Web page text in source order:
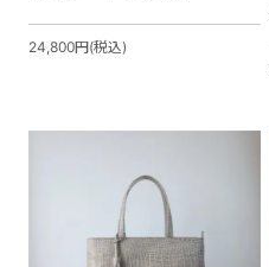
24,800円(税込)